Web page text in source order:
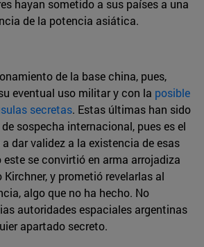
hayan sometido a sus países a una
de la potencia asiática.
de la base china, pues,
eventual uso militar y con la posible
secretas. Estas últimas han sido
sospecha internacional, pues es el
dar validez a la existencia de esas
se convirtió en arma arrojadiza
y prometió revelarlas al
algo que no ha hecho. No
autoridades espaciales argentinas
apartado secreto.